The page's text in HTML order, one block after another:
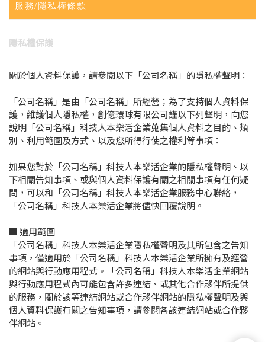
服務/隱私權條款
隱私權保護
關於個人資料保護，請參閱以下「公司名稱」的隱私權聲明：
「公司名稱」是由「公司名稱」所經營；為了支持個人資料保
護，維護個人隱私權，創億環球有限公司謹以下列聲明，向您
說明「公司名稱」科技人本樂活企業蒐集個人資料之目的、類
別、利用範圍及方式、以及您所得行使之權利等事項：
如果您對於「公司名稱」科技人本樂活企業的隱私權聲明、以
下相關告知事項、或與個人資料保護有關之相關事項有任何疑
問，可以和「公司名稱」科技人本樂活企業服務中心聯絡，
「公司名稱」科技人本樂活企業將儘快回覆說明。
■ 適用範圍
「公司名稱」科技人本樂活企業隱私權聲明及其所包含之告知
事項，僅適用於「公司名稱」科技人本樂活企業所擁有及經營
的網站與行動應用程式。「公司名稱」科技人本樂活企業網站
與行動應用程式內可能包含許多連結、或其他合作夥伴所提供
的服務，關於該等連結網站或合作夥伴網站的隱私權聲明及與
個人資料保護有關之告知事項，請參閱各該連結網站或合作夥
伴網站。